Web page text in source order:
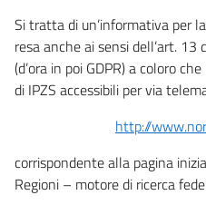
Si tratta di un’informativa per
resa anche ai sensi dell’art.
(d’ora in poi GDPR) a coloro
di IPZS accessibili per via
http://
corrispondente alla pagina
Regioni – motore di ricerca